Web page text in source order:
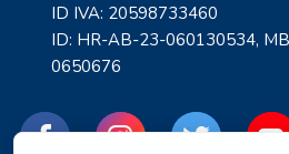
ID IVA: 20598733460
ID: HR-AB-23-060130534,
0650676